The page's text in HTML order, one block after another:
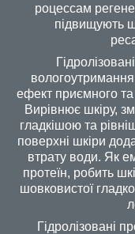
poцeccaм
підвищують
ефект приємного та
Вирівнює шкіру,
гладкішою та
поверхні шкіри
втрату води. Як
протеїн, робить
шовковистої
Гідролізовані